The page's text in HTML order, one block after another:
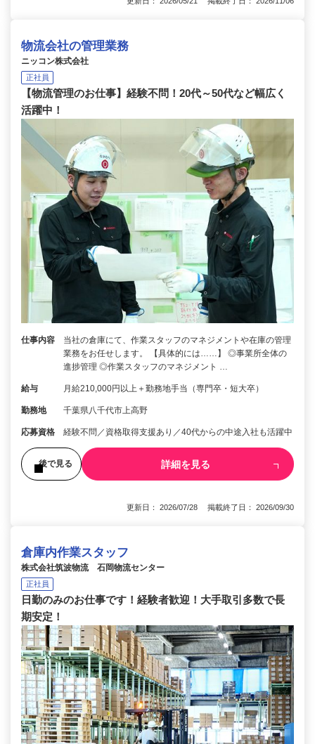
物流会社の管理業務
ニッコン株式会社
正社員
【物流管理のお仕事】経験不問！20代～50代など幅広く
活躍中！
仕事内容
当社の倉庫にて、作業スタッフのマネジメントや在庫の管理
業務をお任せします。 【具体的には……】 ◎事業所全体の
進捗管理 ◎作業スタッフのマネジメント …
給与 月給210,000円以上＋勤務地手当（専門卒・短大卒）
勤務地 千葉県八千代市上高野
応募資格 経験不問／資格取得支援あり／40代からの中途入社も活躍中
後で見る 詳細を見る
更新日： 2026/07/28 掲載終了日： 2026/09/30
倉庫内作業スタッフ
株式会社筑波物流 石岡物流センター
正社員
日勤のみのお仕事です！経験者歓迎！大手取引多数で長
期安定！